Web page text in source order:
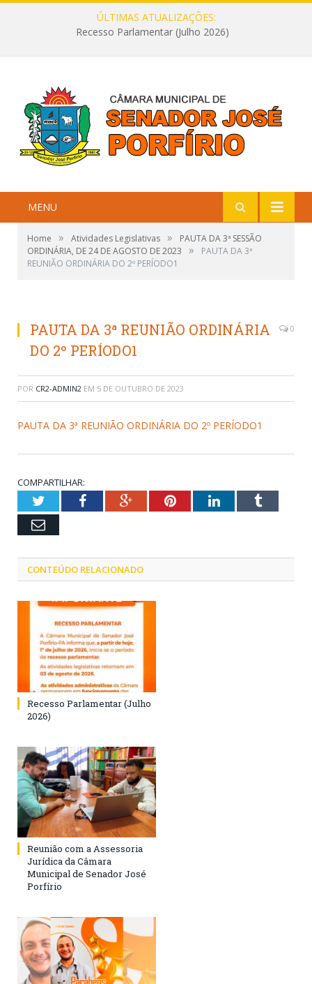
ÚLTIMAS ATUALIZAÇÕES:
Recesso Parlamentar (Julho 2026)
MENU
Home » Atividades Legislativas »
PAUTA DA 3ª SESSÃO
ORDINÁRIA, DE 24 DE AGOSTO DE 2023
»
PAUTA DA 3ª
REUNIÃO ORDINÁRIA DO 2º PERÍODO1
PAUTA DA 3ª REUNIÃO ORDINÁRIA
DO 2º PERÍODO1
0
POR CR2-ADMIN2 EM 5 DE OUTUBRO DE 2023
PAUTA DA 3ª REUNIÃO ORDINÁRIA DO 2º PERÍODO1
COMPARTILHAR:
TwitterFacebookGoogle+PinterestLinkedInTumblr
Email
CONTEÚDO RELACIONADO
Recesso Parlamentar (Julho
2026)
Reunião com a Assessoria
Jurídica da Câmara
Municipal de Senador José
Porfírio